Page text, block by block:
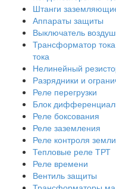
Штанги
Аппараты защиты
Выключатель
Трансформатор
тока
Нелинейный
Разрядники и
Реле перегрузки
Блок
Реле боксования
Реле заземления
Реле контроля земли
Тепловые реле ТРТ
Реле времени
Вентиль защиты